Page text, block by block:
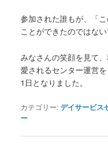
参加された誰もが、「
ことができたのではない
みなさんの笑顔を見て
愛されるセンター運営
1日となりました。
カテゴリー:デイサービス
ー